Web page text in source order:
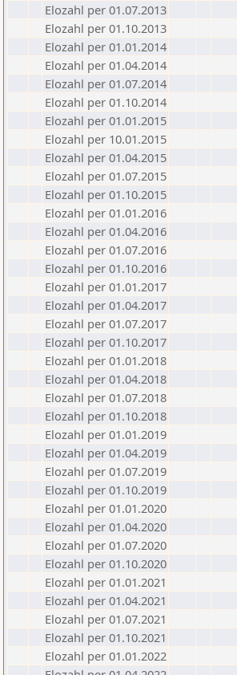
Elozahl per 01.07.2013
Elozahl per 01.10.2013
Elozahl per 01.01.2014
Elozahl per 01.04.2014
Elozahl per 01.07.2014
Elozahl per 01.10.2014
Elozahl per 01.01.2015
Elozahl per 10.01.2015
Elozahl per 01.04.2015
Elozahl per 01.07.2015
Elozahl per 01.10.2015
Elozahl per 01.01.2016
Elozahl per 01.04.2016
Elozahl per 01.07.2016
Elozahl per 01.10.2016
Elozahl per 01.01.2017
Elozahl per 01.04.2017
Elozahl per 01.07.2017
Elozahl per 01.10.2017
Elozahl per 01.01.2018
Elozahl per 01.04.2018
Elozahl per 01.07.2018
Elozahl per 01.10.2018
Elozahl per 01.01.2019
Elozahl per 01.04.2019
Elozahl per 01.07.2019
Elozahl per 01.10.2019
Elozahl per 01.01.2020
Elozahl per 01.04.2020
Elozahl per 01.07.2020
Elozahl per 01.10.2020
Elozahl per 01.01.2021
Elozahl per 01.04.2021
Elozahl per 01.07.2021
Elozahl per 01.10.2021
Elozahl per 01.01.2022